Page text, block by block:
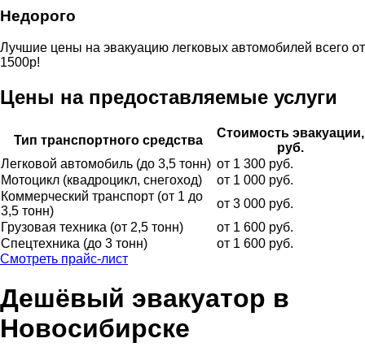
Недорого
Лучшие цены на эвакуацию легковых автомобилей всего от
1500р!
Цены на предоставляемые услуги
Тип транспортного средства
Стоимость эвакуации,
руб.
Легковой автомобиль (до 3,5 тонн) от 1 300 руб.
Мотоцикл (квадроцикл, снегоход)
от 1 000 руб.
Коммерческий транспорт (от 1 до
3,5 тонн)
от 3 000 руб.
Грузовая техника (от 2,5 тонн)
от 1 600 руб.
Спецтехника (до 3 тонн)
от 1 600 руб.
Смотреть прайс-лист
Дешёвый эвакуатор в
Новосибирске